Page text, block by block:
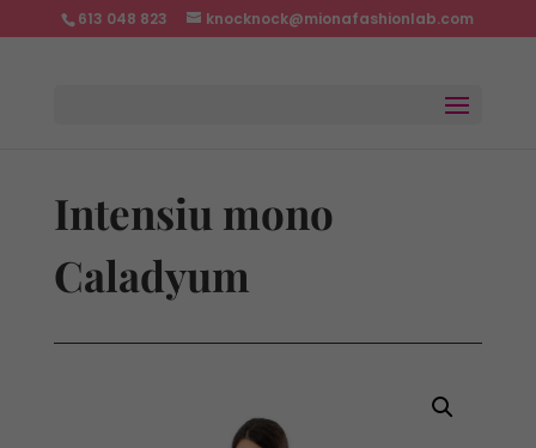
613 048 823 knocknock@mionafashionlab.com
Intensiu mono
Caladyum